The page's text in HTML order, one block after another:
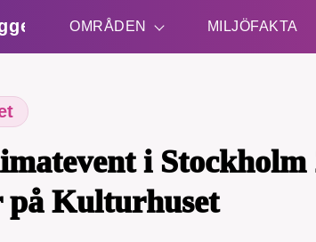
OMRÅDEN MILJÖFAKTA
i Stockholm
på Kulturhuset